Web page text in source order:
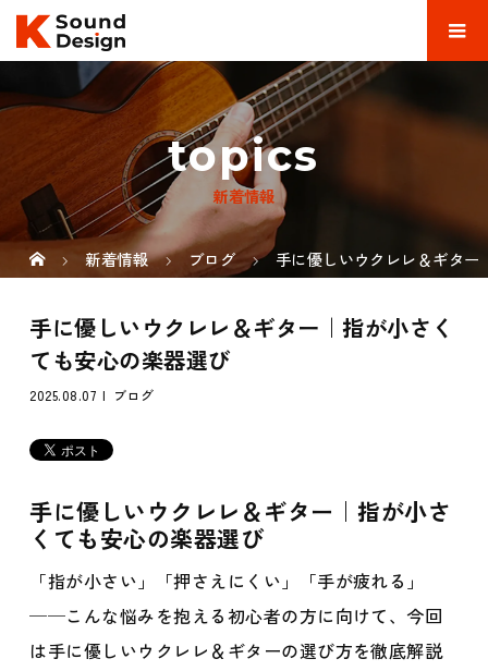
topics
新着情報
新着情報 ブログ 手に優しいウクレレ＆ギタ
手に優しいウクレレ＆ギター｜指が小さく
ても安心の楽器選び
2025.08.07 ブログ
手に優しいウクレレ＆ギター｜指が小さ
くても安心の楽器選び
「指が小さい」「押さえにくい」「手が疲れる」
──こんな悩みを抱える初心者の方に向けて、今回
は手に優しいウクレレ＆ギターの選び方を徹底解説